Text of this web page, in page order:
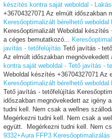
készítés kontra saját weboldal -
+36704327071 Az elmúlt időszakban
Keresőoptimalizált bérelhető
Keresőoptimalizált Weboldal
a céges bemutatkozó...
javítás - tetőfelújítás Tető javítás -
Az elmúlt időszakban megnövekedett
kontra saját weboldal - Tető javítás -
Weboldal készítés +36704327071 Az
Keresőoptimalizált bérelhető
Tető javítás - tetőfelújítás
időszakban megnövekedett az igény
tudni kell. Nem csak a wellnes
Megérkezni tudni kell. Nem csak a
együtt. Megérkezni tudni kell. Nem
9332+Aura FFP3 Keresőoptimalizálás